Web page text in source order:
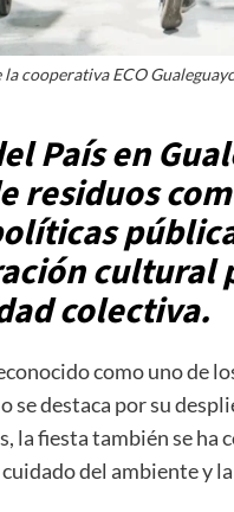
la cooperativa ECO
País en
residuos
cultural
colectiva.
como uno de
se destaca por su
la fiesta también se
del ambiente y